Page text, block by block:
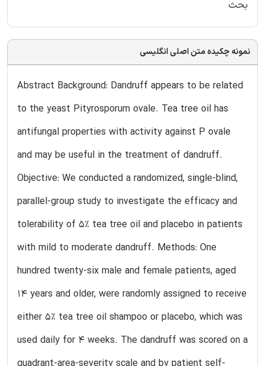
بحث
نمونه چکیده متن اصلی انگلیسی
Abstract Background: Dandruff appears to be related
to the yeast Pityrosporum ovale. Tea tree oil has
antifungal properties with activity against P ovale
and may be useful in the treatment of dandruff.
Objective: We conducted a randomized, single-blind,
parallel-group study to investigate the efficacy and
tolerability of 5% tea tree oil and placebo in patients
with mild to moderate dandruff. Methods: One
hundred twenty-six male and female patients, aged
14 years and older, were randomly assigned to receive
either 5% tea tree oil shampoo or placebo, which was
used daily for 4 weeks. The dandruff was scored on a